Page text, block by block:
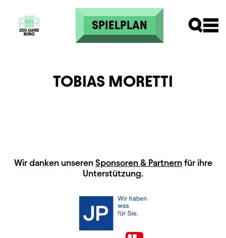
Direkt zum Inhalt
SPIELPLAN
TOBIAS MORETTI
HAUPTSPONSOREN
Wir danken unseren Sponsoren & Partnernfür ihre
Unterstützung.